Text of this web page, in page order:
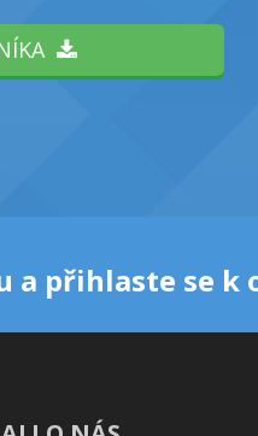
přihlaste se k